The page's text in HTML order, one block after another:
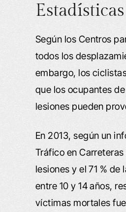
Estadísticas
Según los Centros
todos los
embargo, los
que los ocupantes
lesiones pueden
En 2013, según un
Tráfico en Carreteras
lesiones y el 71 %
entre 10 y 14 años,
víctimas mortales